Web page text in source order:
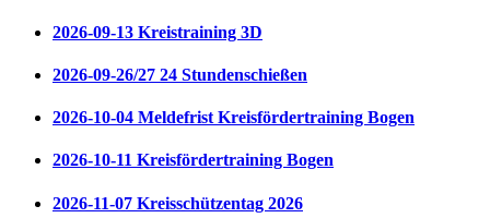
2026-09-13 Kreistraining 3D
2026-09-26/27 24 Stundenschießen
2026-10-04 Meldefrist Kreisfördertraining Bogen
2026-10-11 Kreisfördertraining Bogen
2026-11-07 Kreisschützentag 2026